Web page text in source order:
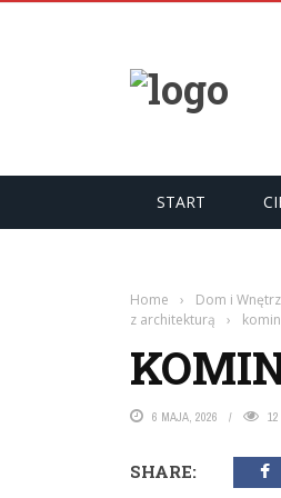
START
Home › Dom i
z architekturą
›
6 MAJA, 2026 12
SHARE: